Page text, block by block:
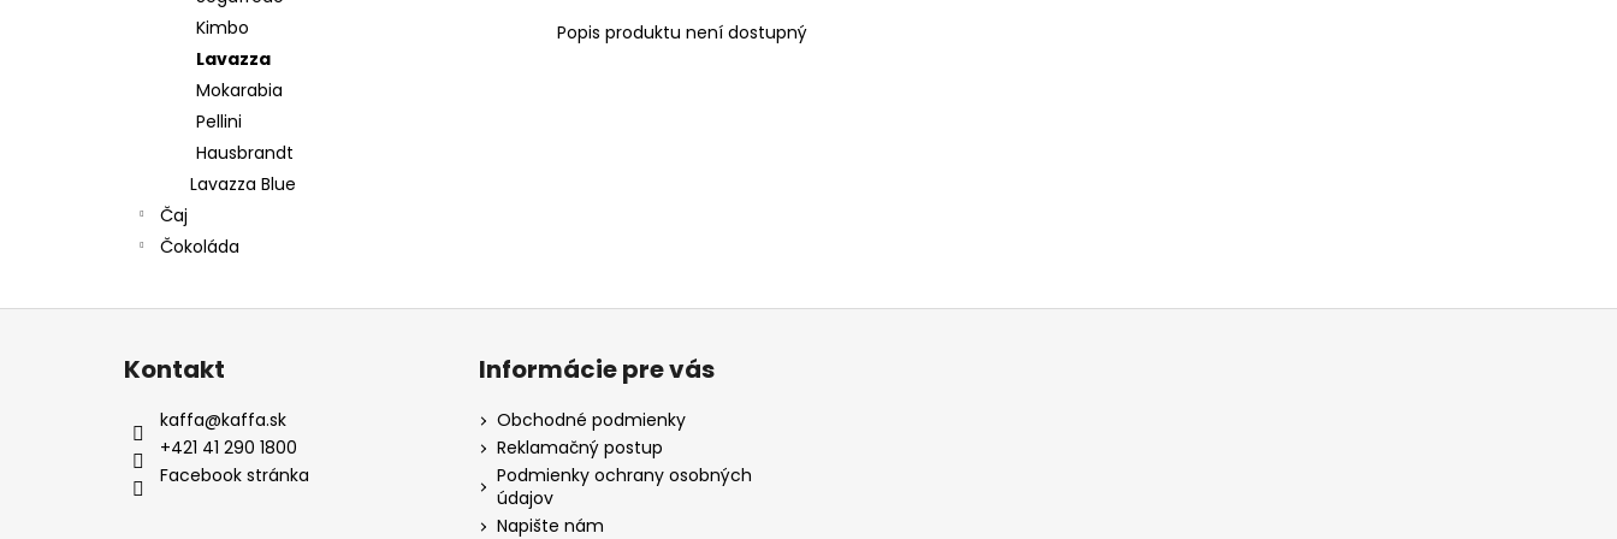
Kimbo
Lavazza
Mokarabia
Pellini
Hausbrandt
Lavazza Blue
Čaj
Čokoláda
Popis produktu není dostupný
Z
Kontakt
kaffa@kaffa.sk
+421 41 290 1800
Facebook stránka
Informácie pre vás
Obchodné podmienky
Reklamačný postup
Podmienky ochrany osobných
údajov
Napište nám